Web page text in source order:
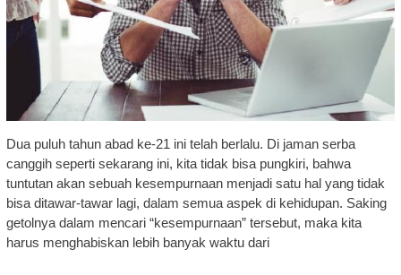
Dua puluh tahun abad ke-21 ini telah berlalu. Di jaman serba
canggih seperti sekarang ini, kita tidak bisa pungkiri, bahwa
tuntutan akan sebuah kesempurnaan menjadi satu hal yang tidak
bisa ditawar-tawar lagi, dalam semua aspek di kehidupan. Saking
getolnya dalam mencari “kesempurnaan” tersebut, maka kita
harus menghabiskan lebih banyak waktu dari